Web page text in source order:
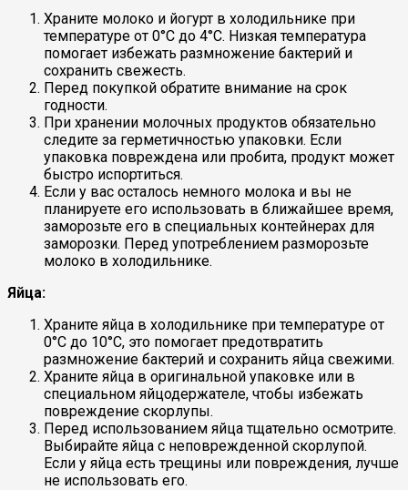
Храните молоко и йогурт в холодильнике при
температуре от 0°C до 4°C. Низкая температура
помогает избежать размножение бактерий и
сохранить свежесть.
Перед покупкой обратите внимание на срок
годности.
При хранении молочных продуктов обязательно
следите за герметичностью упаковки. Если
упаковка повреждена или пробита, продукт может
быстро испортиться.
Если у вас осталось немного молока и вы не
планируете его использовать в ближайшее время,
заморозьте его в специальных контейнерах для
заморозки. Перед употреблением разморозьте
молоко в холодильнике.
Яйца:
Храните яйца в холодильнике при температуре от
0°C до 10°C, это помогает предотвратить
размножение бактерий и сохранить яйца свежими.
Храните яйца в оригинальной упаковке или в
специальном яйцодержателе, чтобы избежать
повреждение скорлупы.
Перед использованием яйца тщательно осмотрите.
Выбирайте яйца с неповрежденной скорлупой.
Если у яйца есть трещины или повреждения, лучше
не использовать его.